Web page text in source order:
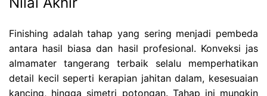
Finishing adalah tahap yang sering menjadi pembeda
antara hasil biasa dan hasil profesional. Konveksi jas
almamater tangerang terbaik selalu memperhatikan
detail kecil seperti kerapian jahitan dalam, kesesuaian
kancing, hingga simetri potongan. Tahap ini mungkin